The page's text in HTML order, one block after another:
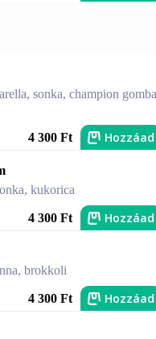
sonka, champion
4 300 Ft Hozzáad
kukorica
4 300 Ft Hozzáad
brokkoli
4 300 Ft Hozzáad